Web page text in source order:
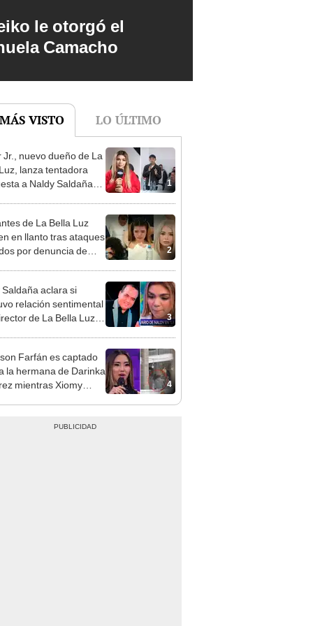
le otorgó el
Camacho
VISTO LO ÚLTIMO
1
Jr., nuevo dueño de La
lanza tentadora
a Naldy Saldaña
ley”
2
de La Bella Luz
en llanto tras ataques
por denuncia de
3
Saldaña aclara si
relación sentimental
de La Bella Luz
4
Farfán es captado
la hermana de Darinka
mientras Xiomy